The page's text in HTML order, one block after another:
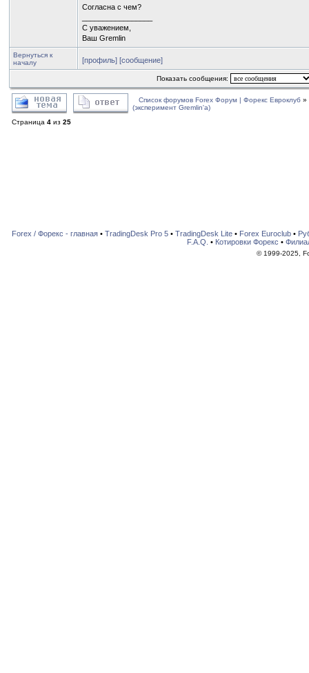
Согласна с чем?
С уважением,
Ваш Gremlin
Вернуться к
началу
[профиль] [сообщение]
Показать сообщения:
Список форумов Forex Форум | Форекс Евроклуб »
(эксперимент Gremlin'a)
Страница 4 из 25
Forex / Форекс - главная• TradingDesk Pro 5• TradingDesk Lite• Forex Euroclub•
F.A.Q. • Котировки Форекс •
© 1999-2025,